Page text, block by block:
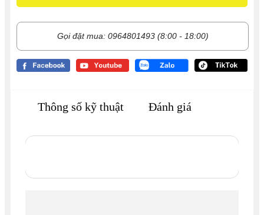
Gọi đặt mua: 0964801493 (8:00 - 18:00)
Thông số kỹ thuật Đánh giá